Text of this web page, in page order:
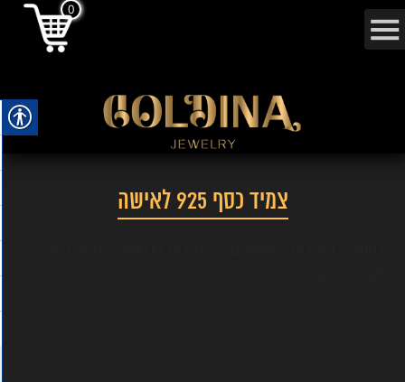
0
צמיד כסף 925 לאישה